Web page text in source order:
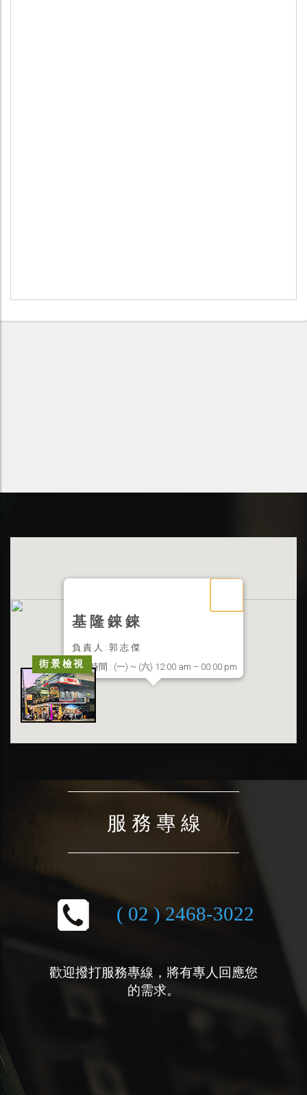
街景檢視
基 隆 錸 錸
負 責 人 : 郭 志 傑
營業時間 : (一) ~ (六) 12:00 am – 00:00 pm
聯絡地址 : 基隆市信義區東信路 33 號
服 務 專 線
( 02 ) 2468-3022
歡迎撥打服務專線，將有專人回應您
的需求。